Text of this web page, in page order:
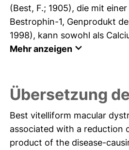
(Best, F.; 1905), die mit
Bestrophin-1, Genprodukt
1998), kann sowohl als
Mehr anzeigen
Übersetzung
Best vitelliform macular
associated with a reduction
product of the disease-